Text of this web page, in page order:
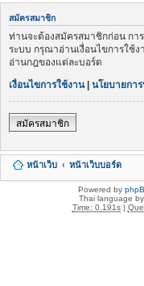
สมัครสมาชิก
ท่านจะต้องสมัครสมาชิกก่อน กา
ระบบ กรุณาอ่านเงื่อนไขการใช้
อ่านกฎของแต่ละบอร์ด
เงื่อนไขการใช้งาน| นโยบายกา
สมัครสมาชิก
หน้าเว็บ หน้าเว็บบอร์ด
Powered by
Thai language by
Time: 0.191s|